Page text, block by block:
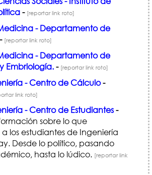
- [reportar link roto]
- Departamento de
- [reportar link roto]
- Departamento de
Embriología.- [reportar link roto]
- Centro de Cálculo-
link roto]
- Centro de Estudiantes-
sobre lo que
los estudiantes de Ingeniería
Desde lo político, pasando
hasta lo lúdico. [reportar link